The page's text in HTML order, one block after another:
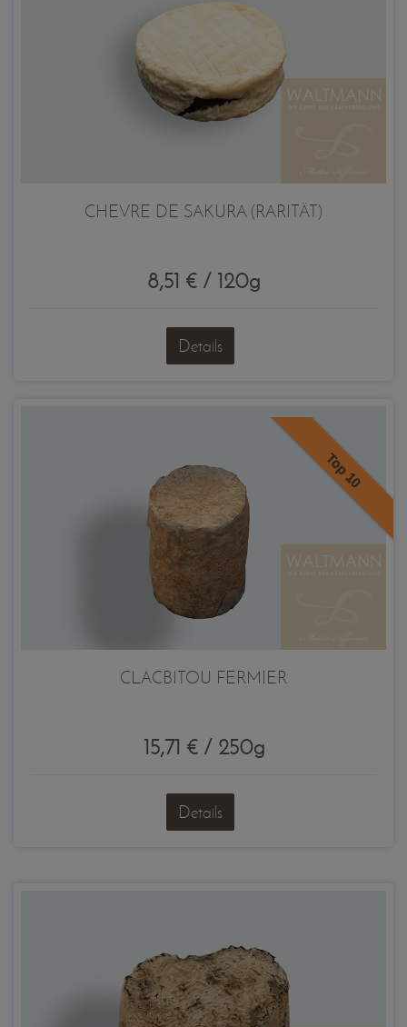
CHEVRE DE SAKURA (RARITÄT)
8,51 € / 120g
Details
Top 10
CLACBITOU FERMIER
15,71 € / 250g
Details